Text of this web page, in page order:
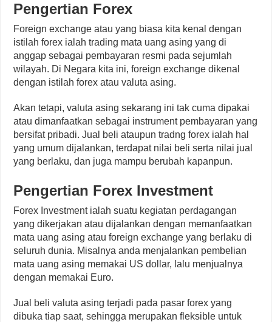
Pengertian Forex
Foreign exchange atau yang biasa kita kenal dengan
istilah forex ialah trading mata uang asing yang di
anggap sebagai pembayaran resmi pada sejumlah
wilayah. Di Negara kita ini, foreign exchange dikenal
dengan istilah forex atau valuta asing.
Akan tetapi, valuta asing sekarang ini tak cuma dipakai
atau dimanfaatkan sebagai instrument pembayaran yang
bersifat pribadi. Jual beli ataupun tradng forex ialah hal
yang umum dijalankan, terdapat nilai beli serta nilai jual
yang berlaku, dan juga mampu berubah kapanpun.
Pengertian Forex Investment
Forex Investment ialah suatu kegiatan perdagangan
yang dikerjakan atau dijalankan dengan memanfaatkan
mata uang asing atau foreign exchange yang berlaku di
seluruh dunia. Misalnya anda menjalankan pembelian
mata uang asing memakai US dollar, lalu menjualnya
dengan memakai Euro.
Jual beli valuta asing terjadi pada pasar forex yang
dibuka tiap saat, sehingga merupakan fleksible untuk